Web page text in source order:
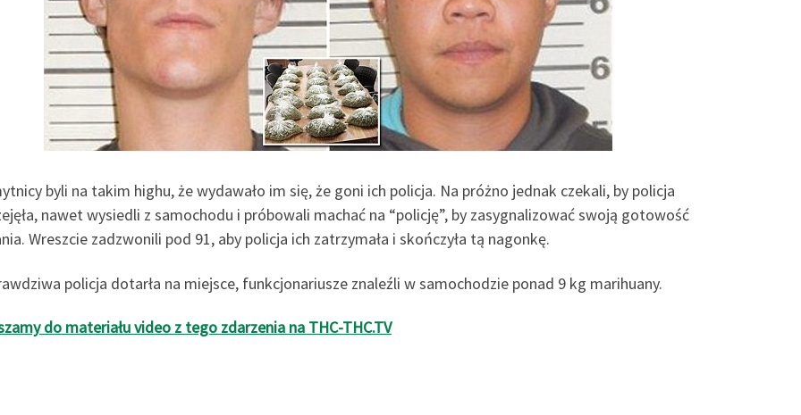
byli na takim highu, że wydawało im się, że goni ich policja. Na próżno jednak czekali, by policja
nawet wysiedli z samochodu i próbowali machać na “policję”, by zasygnalizować swoją gotowość
Wreszcie zadzwonili pod 91, aby policja ich zatrzymała i skończyła tą nagonkę.
policja dotarła na miejsce, funkcjonariusze znaleźli w samochodzie ponad 9 kg marihuany.
do materiału video z tego zdarzenia na THC-THC.TV